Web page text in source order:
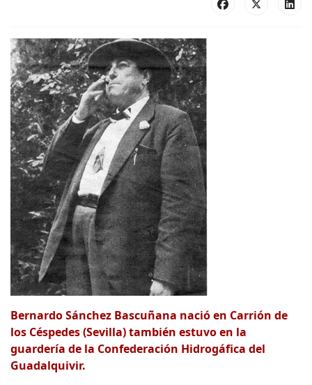
Bernardo Sánchez Bascuñana nació en Carrión de
los Céspedes (Sevilla)también estuvo en la
guardería de la Confederación Hidrogáfica del
Guadalquivir.